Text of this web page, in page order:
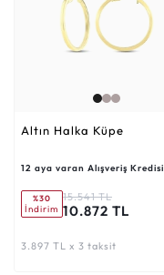
Altın Halka Küpe
12 aya varan Alışveriş Kredisi
%30
İndirim
15.541 TL
10.872 TL
3.897 TL x 3 taksit